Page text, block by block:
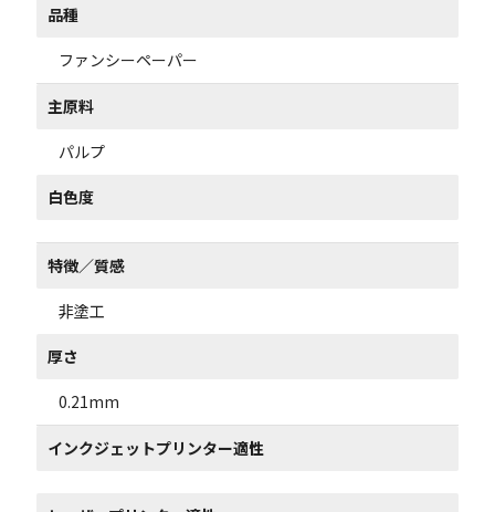
品種
ファンシーペーパー
主原料
パルプ
白色度
特徴／質感
非塗工
厚さ
0.21mm
インクジェットプリンター適性